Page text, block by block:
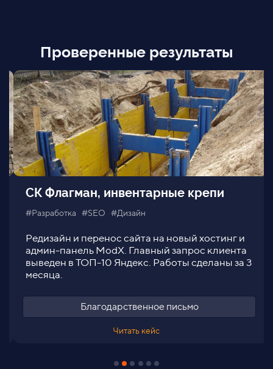
Проверенные результаты
СК Флагман, инвентарные крепи
#Разработка #SEO #Дизайн
Редизайн и перенос сайта на новый хостинг и
админ-панель ModX. Главный запрос клиента
выведен в ТОП-10 Яндекс. Работы сделаны за 3
месяца.
Благодарственное письмо
Читать кейс